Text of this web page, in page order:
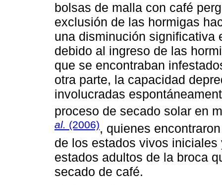
bolsas de malla con café
exclusión de las hormigas
una disminución significativa
debido al ingreso de las
que se encontraban
otra parte, la capacidad
involucradas
proceso de secado solar en
al. (2006), quienes
de los estados vivos
estados adultos de la broca
secado de café.